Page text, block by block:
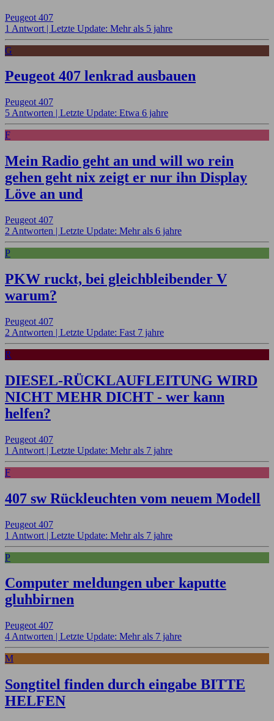
Peugeot 407
1 Antwort | Letzte Update: Mehr als 5 jahre
G
Peugeot 407 lenkrad ausbauen
Peugeot 407
5 Antworten | Letzte Update: Etwa 6 jahre
F
Mein Radio geht an und will wo rein
gehen geht nix zeigt er nur ihn Display
Löve an und
Peugeot 407
2 Antworten | Letzte Update: Mehr als 6 jahre
P
PKW ruckt, bei gleichbleibender V
warum?
Peugeot 407
2 Antworten | Letzte Update: Fast 7 jahre
R
DIESEL-RÜCKLAUFLEITUNG WIRD
NICHT MEHR DICHT - wer kann
helfen?
Peugeot 407
1 Antwort | Letzte Update: Mehr als 7 jahre
F
407 sw Rückleuchten vom neuem Modell
Peugeot 407
1 Antwort | Letzte Update: Mehr als 7 jahre
P
Computer meldungen uber kaputte
gluhbirnen
Peugeot 407
4 Antworten | Letzte Update: Mehr als 7 jahre
M
Songtitel finden durch eingabe BITTE
HELFEN